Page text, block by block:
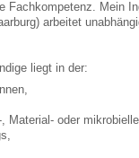
Fachkompetenz. Mein
arbeitet
liegt in der:
Material- oder